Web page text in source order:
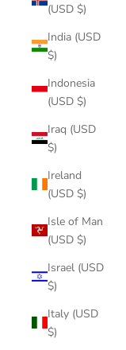
(USD $)
India (USD
$)
Indonesia
(USD $)
Iraq (USD
$)
Ireland
(USD $)
Isle of Man
(USD $)
Israel (USD
$)
Italy (USD
$)